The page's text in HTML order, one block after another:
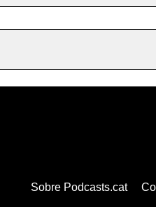
Sobre Podcasts.cat